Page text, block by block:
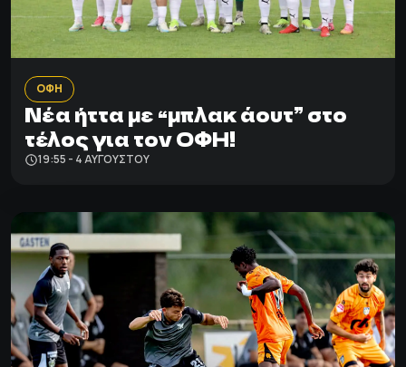
ΟΦΗ
Νέα ήττα με “μπλακ άουτ” στο
τέλος για τον ΟΦΗ!
19:55 - 4 ΑΥΓΟΎΣΤΟΥ